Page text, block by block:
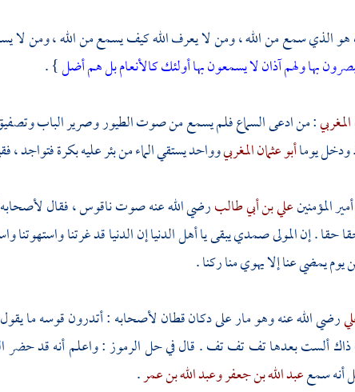
هو الذي سمع من الله ، ومن لا يعرف الله كيف يسمع من الله ، ومن لا
بها ولهم آذان لا يسمعون بها أولئك كالأنعام بل هم أضل} .
: من ادعى السماع فلم يسمع من صوت الطيور وصرير الباب
ودخل يوماأبو عثمان المغربيوواحد يستقي الماء من بئر عليه بكرة فتواجد ،
المؤمنينعلي بن أبي طالبرضي الله عنه صوت ناقوس ، فقال لأصحابه
حقا . إن المولى صمدي يبقى يا أهل الدنيا إن الدنيا قد غرتنا واستهوتنا
يوم يمضي عنا إلا يهوي منا ركنا .
رضي الله عنه وهو مار على دكان قطان لأصحابه : أتدرون قوسه ما
بعدها تف تف تف . قال في حل الرموز : واعلم أنه قد حضر
أنه سمععبد الله بن جعفروعبد الله بن عمر.